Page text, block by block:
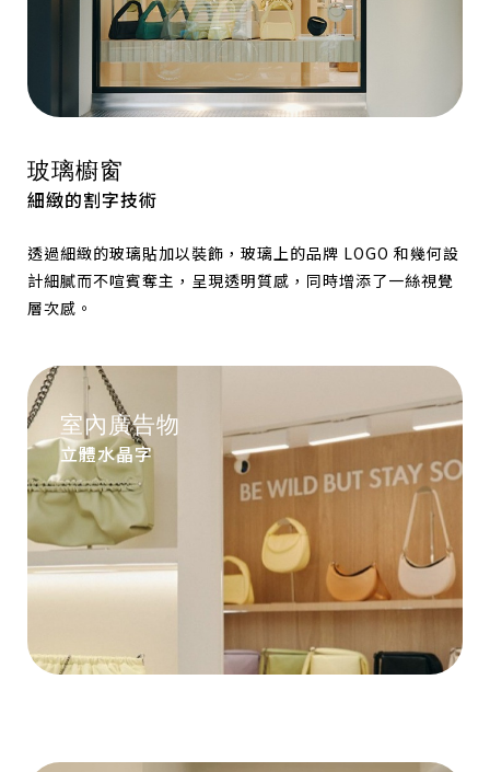
玻璃櫥窗
細緻的割字技術
透過細緻的玻璃貼加以裝飾，玻璃上的品牌 LOGO 和幾何設
計細膩而不喧賓奪主，呈現透明質感，同時增添了一絲視覺
層次感。
室內廣告物
立體水晶字